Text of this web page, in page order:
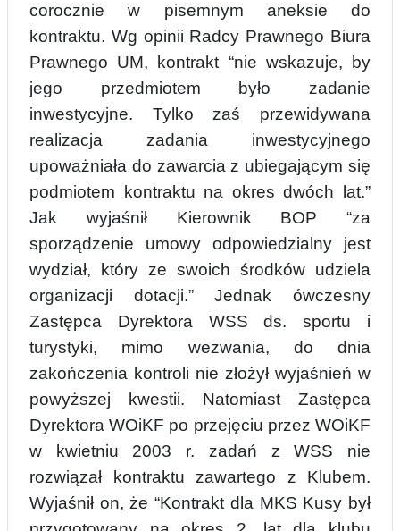
corocznie w pisemnym aneksie do
kontraktu. Wg opinii Radcy Prawnego Biura
Prawnego UM, kontrakt “nie wskazuje, by
jego przedmiotem było zadanie
inwestycyjne. Tylko zaś przewidywana
realizacja zadania inwestycyjnego
upoważniała do zawarcia z ubiegającym się
podmiotem kontraktu na okres dwóch lat.”
Jak wyjaśnił Kierownik BOP “za
sporządzenie umowy odpowiedzialny jest
wydział, który ze swoich środków udziela
organizacji dotacji.” Jednak ówczesny
Zastępca Dyrektora WSS ds. sportu i
turystyki, mimo wezwania, do dnia
zakończenia kontroli nie złożył wyjaśnień w
powyższej kwestii. Natomiast Zastępca
Dyrektora WOiKF po przejęciu przez WOiKF
w kwietniu 2003 r. zadań z WSS nie
rozwiązał kontraktu zawartego z Klubem.
Wyjaśnił on, że “Kontrakt dla MKS Kusy był